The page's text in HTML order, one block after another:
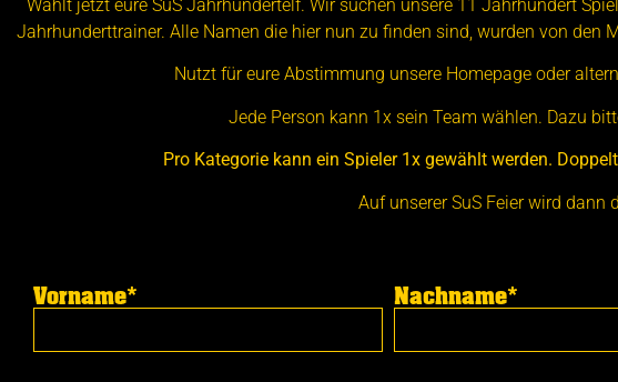
Wählt jetzt eure SuS Jahrhundertelf. Wir suchen unsere 11 Jahrhundert
Jahrhunderttrainer. Alle Namen die hier nun zu finden sind, wurden von den
Nutzt für eure Abstimmung unsere Homepage oder
Jede Person kann 1x sein Team wählen. Dazu
Pro Kategorie kann ein Spieler 1x gewählt werden.
Auf unserer SuS Feier wird dann
Vorname* Nachname*